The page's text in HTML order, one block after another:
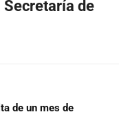
de
de un mes de